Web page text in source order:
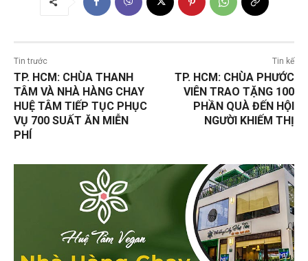
Tin trước
TP. HCM: CHÙA THANH
TÂM VÀ NHÀ HÀNG CHAY
HUỆ TÂM TIẾP TỤC PHỤC
VỤ 700 SUẤT ĂN MIỄN
PHÍ
Tin kế
TP. HCM: CHÙA PHƯỚC
VIÊN TRAO TẶNG 100
PHẦN QUÀ ĐẾN HỘI
NGƯỜI KHIẾM THỊ